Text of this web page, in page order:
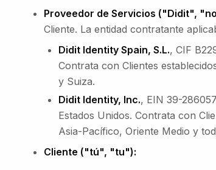
Proveedor de Servicios ("Didit",
Cliente. La entidad contratante
Didit Identity Spain, S.L., CIF
Contrata con Clientes
y Suiza.
Didit Identity, Inc., EIN 39-
Estados Unidos. Contrata con
Asia-Pacífico, Oriente Medio y
Cliente ("tú", "tu"):